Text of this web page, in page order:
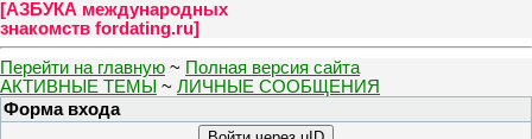
[АЗБУКА международных
знакомств fordating.ru]
Перейти на главную ~ Полная версия сайта
АКТИВНЫЕ ТЕМЫ ~ ЛИЧНЫЕ СООБЩЕНИЯ
Форма входа